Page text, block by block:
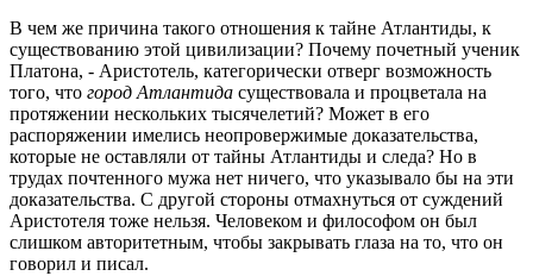
В чем же причина такого отношения к тайне Атлантиды, к
существованию этой цивилизации? Почему почетный ученик
Платона, - Аристотель, категорически отверг возможность
того, что город Атлантида существовала и процветала на
протяжении нескольких тысячелетий? Может в его
распоряжении имелись неопровержимые доказательства,
которые не оставляли от тайны Атлантиды и следа? Но в
трудах почтенного мужа нет ничего, что указывало бы на эти
доказательства. С другой стороны отмахнуться от суждений
Аристотеля тоже нельзя. Человеком и философом он был
слишком авторитетным, чтобы закрывать глаза на то, что он
говорил и писал.